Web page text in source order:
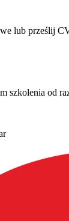
lub prześlij
szkolenia od